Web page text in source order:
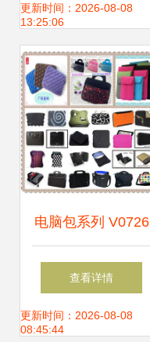
销的全方位指南
更新时间：2026-08-08
13:25:06
电脑包系列 V0726
潜水料电脑内胆包
轻薄防护，您的移
查看详情
更新时间：2026-08-08
08:45:44